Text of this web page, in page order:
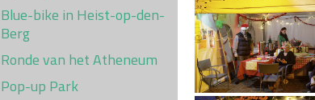
Blue-bike in Heist-op-den-
Berg
Ronde van het Atheneum
Pop-up Park